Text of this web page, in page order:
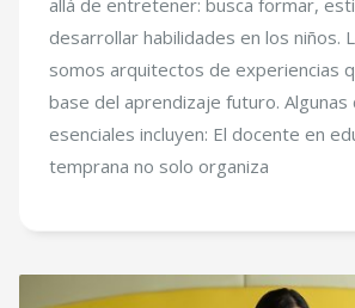
desarrollar habilidades en los niños.
somos arquitectos de experiencias
base del aprendizaje futuro. Algunas
esenciales incluyen: El docente en
temprana no solo organiza